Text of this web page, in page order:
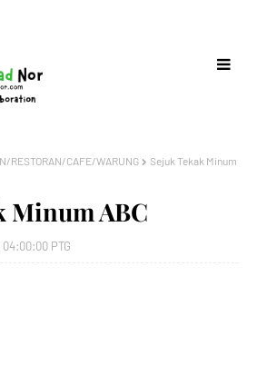
RESTORAN/CAFE/WARUNG
Sejuk Tekak Minum
Minum ABC
PTG